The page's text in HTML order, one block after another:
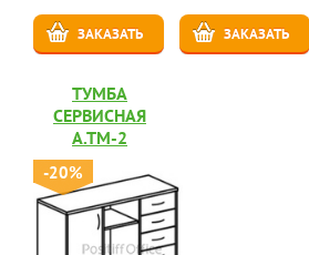
ЗАКАЗАТЬ ЗАКАЗАТЬ
ТУМБА
СЕРВИСНАЯ
А.ТМ-2
-20%